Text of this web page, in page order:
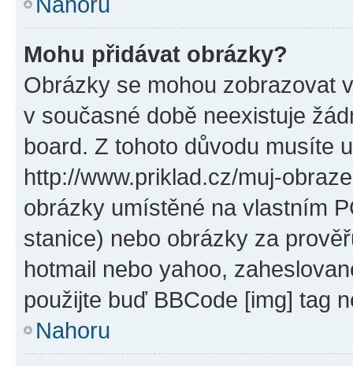
Mohu přidávat obrázky?
Obrázky se mohou zobrazovat
v současné době neexistuje
board. Z tohoto důvodu musíte
http://www.priklad.cz/muj-
obrázky umístěné na vlastním
stanice) nebo obrázky za
hotmail nebo yahoo,
použijte buď BBCode [img] tag
Nahoru